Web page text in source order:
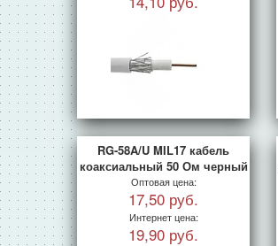
RG-58A/U MIL17 кабель
коаксиальный 50 Ом черный
Оптовая цена:
17,50 руб.
Интернет цена:
19,90 руб.